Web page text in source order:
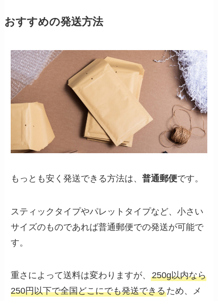
おすすめの発送方法
もっとも安く発送できる方法は、普通郵便です。
スティックタイプやパレットタイプなど、小さい
サイズのものであれば普通郵便での発送が可能で
す。
重さによって送料は変わりますが、250g以内なら
250円以下で全国どこにでも発送できるため、メ